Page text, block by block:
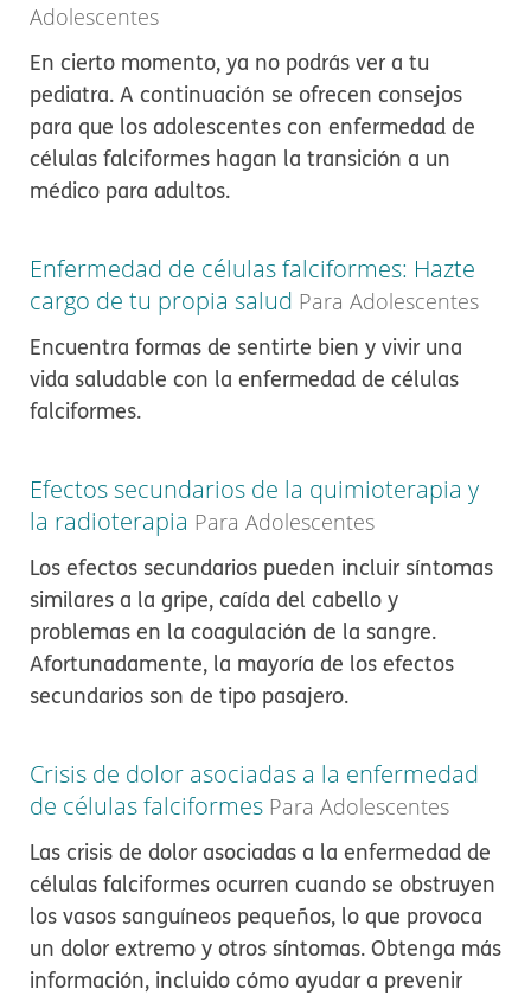
Adolescentes
En cierto momento, ya no podrás ver a tu
pediatra. A continuación se ofrecen consejos
para que los adolescentes con enfermedad de
células falciformes hagan la transición a un
médico para adultos.
Enfermedad de células falciformes: Hazte
cargo de tu propia salud Para Adolescentes
Encuentra formas de sentirte bien y vivir una
vida saludable con la enfermedad de células
falciformes.
Efectos secundarios de la quimioterapia y
la radioterapia Para Adolescentes
Los efectos secundarios pueden incluir síntomas
similares a la gripe, caída del cabello y
problemas en la coagulación de la sangre.
Afortunadamente, la mayoría de los efectos
secundarios son de tipo pasajero.
Crisis de dolor asociadas a la enfermedad
de células falciformesPara Adolescentes
Las crisis de dolor asociadas a la enfermedad de
células falciformes ocurren cuando se obstruyen
los vasos sanguíneos pequeños, lo que provoca
un dolor extremo y otros síntomas. Obtenga más
información, incluido cómo ayudar a prevenir